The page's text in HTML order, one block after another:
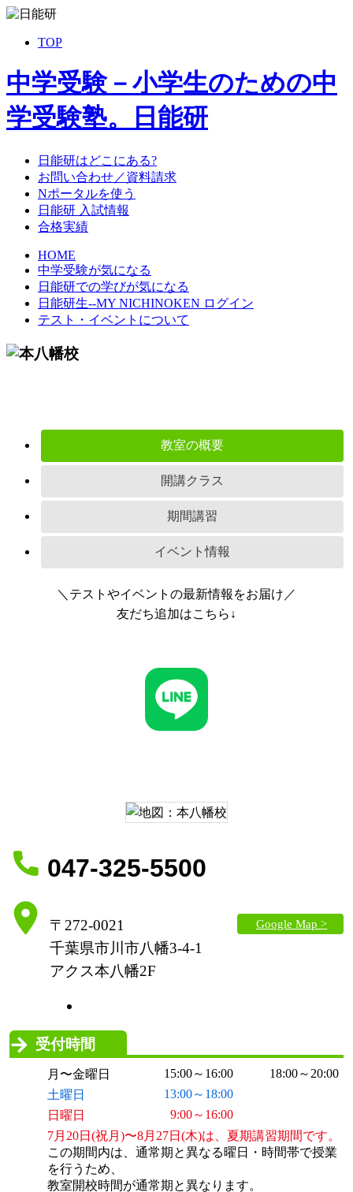
TOP
中学受験－小学生のための中
学受験塾。日能研
日能研はどこにある?
お問い合わせ／資料請求
Nポータルを使う
日能研 入試情報
合格実績
HOME
中学受験が気になる
日能研での学びが気になる
日能研生--MY NICHINOKEN ログイン
テスト・イベントについて
教室の概要
開講クラス
期間講習
イベント情報
＼テストやイベントの最新情報をお届け／
友だち追加はこちら↓
047-325-5500
〒272-0021
千葉県市川市八幡3-4-1
アクス本八幡2F
Google Map >
受付時間
月〜金曜日 15:00～16:00
18:00～20:00
土曜日
13:00～18:00
日曜日
9:00～16:00
7月20日(祝月)〜8月27日(木)は、夏期講習期間です。
この期間内は、通常期と異なる曜日・時間帯で授業
を行うため、
教室開校時間が通常期と異なります。